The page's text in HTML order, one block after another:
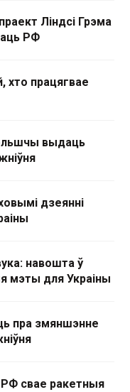
Ліндсі Грэма
РФ
хто працягвае
выдаць
дзеянні
навошта ў
мэты для Украіны
пра змяншэнне
РФ свае ракетныя